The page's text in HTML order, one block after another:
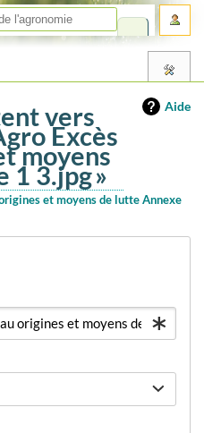
Aide
vers
Excès
moyens
1 3.jpg »
et moyens de lutte Annexe